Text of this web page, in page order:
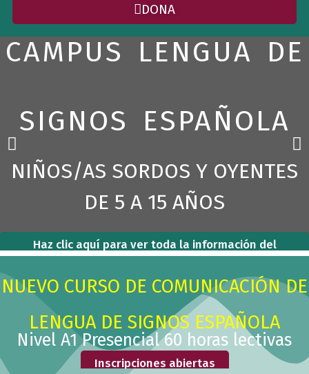
DONA
CAMPUS LENGUA DE
SIGNOS ESPAÑOLA
NIÑOS/AS SORDOS Y OYENTES
DE 5 A 15 AÑOS
Haz clic aquí para ver toda la información del
campus y completa tu inscripción
P
e
s
s
l
N
e
x
d
e
NUEVO CURSO DE COMUNICACIÓN DE
LENGUA DE SIGNOS ESPAÑOLA
Nivel A1 Presencial 60 horas lectivas
Inscripciones abiertas